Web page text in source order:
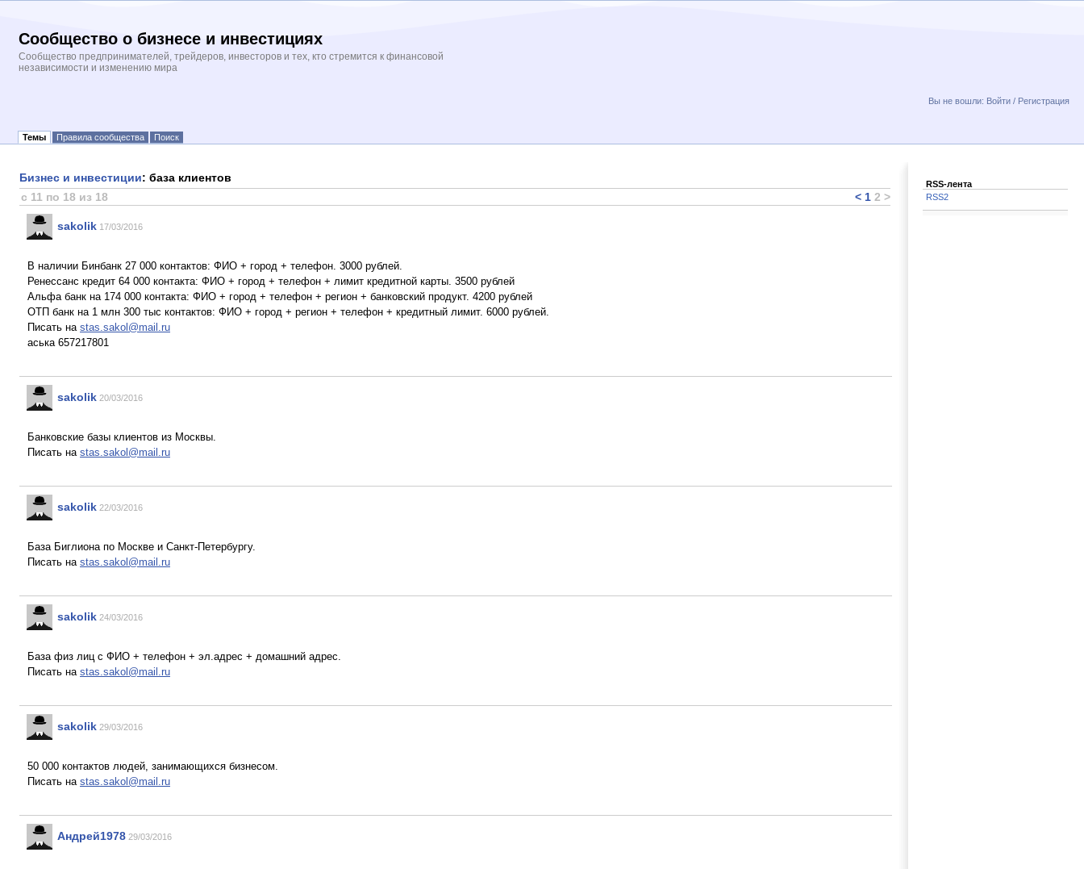
Сообщество о бизнесе и инвестициях
Сообщество предпринимателей, трейдеров, инвесторов и тех, кто стремится к финансовой
независимости и изменению мира
Вы не вошли: Войти / Регистрация
Темы Правила сообщества Поиск
RSS-лента
RSS2
Бизнес и инвестиции: база клиентов
с 11 по 18 из 18
< 1 2 >
sakolik 17/03/2016
В наличии Бинбанк 27 000 контактов: ФИО + город + телефон. 3000 рублей.
Ренессанс кредит 64 000 контакта: ФИО + город + телефон + лимит кредитной карты. 3500 рублей
Альфа банк на 174 000 контакта: ФИО + город + телефон + регион + банковский продукт. 4200 рублей
ОТП банк на 1 млн 300 тыс контактов: ФИО + город + регион + телефон + кредитный лимит. 6000 рублей.
Писать на stas.sakol@mail.ru
аська 657217801
sakolik 20/03/2016
Банковские базы клиентов из Москвы.
Писать на stas.sakol@mail.ru
sakolik 22/03/2016
База Биглиона по Москве и Санкт-Петербургу.
Писать на stas.sakol@mail.ru
sakolik 24/03/2016
База физ лиц с ФИО + телефон + эл.адрес + домашний адрес.
Писать на stas.sakol@mail.ru
sakolik 29/03/2016
50 000 контактов людей, занимающихся бизнесом.
Писать на stas.sakol@mail.ru
Андрей1978 29/03/2016